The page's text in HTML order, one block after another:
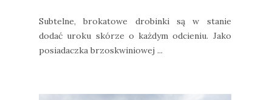
Subtelne, brokatowe drobinki są w stanie
dodać uroku skórze o każdym odcieniu. Jako
posiadaczka brzoskwiniowej ...